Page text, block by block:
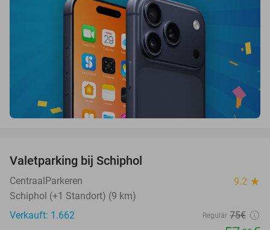
Valetparking bij Schiphol
CentraalParkeren 9.2 star
Schiphol (+1 Standort) (9 km)
Verkauft: 1.662
Regulär 75€